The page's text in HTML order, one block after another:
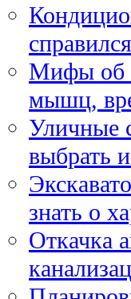
Мифы об
мышц,
Уличные
выбрать
знать о
Откачка